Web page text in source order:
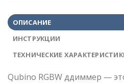
ОПИСАНИЕ
ИНСТРУКЦИИ
ТЕХНИЧЕСКИЕ
Qubino RGBW ддиммер —